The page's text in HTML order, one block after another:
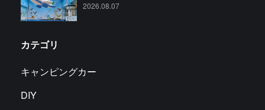
2026.08.07
カテゴリ
キャンピングカー
DIY